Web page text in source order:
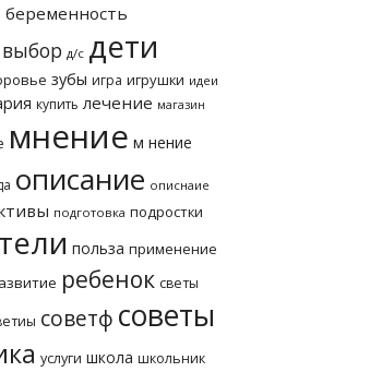
беременность
выбор д/с дети
зубы игра игрушки идеи
купить лечение магазин
мнение м нение
описание описнаие
подготовка подростки
польза применение
ребенок светы
советф советы
услуги школа школьник